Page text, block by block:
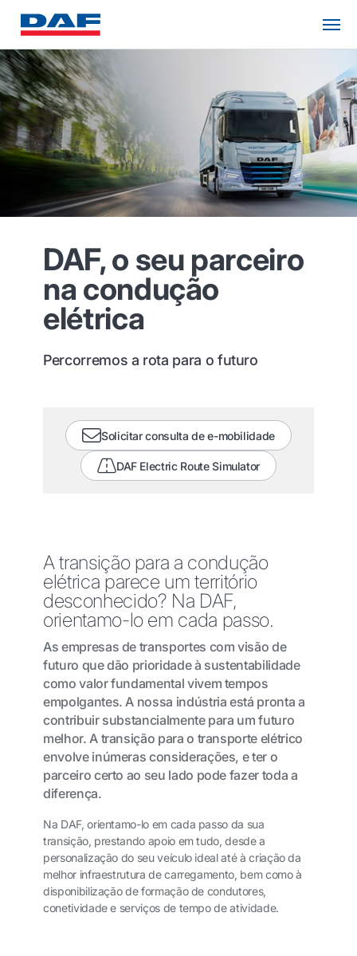
DAF, o seu parceiro
na condução
elétrica
Percorremos a rota para o futuro
Solicitar consulta de e-mobilidade
DAF Electric Route Simulator
A transição para a condução
elétrica parece um território
desconhecido? Na DAF,
orientamo-lo em cada passo.
As empresas de transportes com visão de
futuro que dão prioridade à sustentabilidade
como valor fundamental vivem tempos
empolgantes. A nossa indústria está pronta a
contribuir substancialmente para um futuro
melhor. A transição para o transporte elétrico
envolve inúmeras considerações, e ter o
parceiro certo ao seu lado pode fazer toda a
diferença.
Na DAF, orientamo-lo em cada passo da sua
transição, prestando apoio em tudo, desde a
personalização do seu veículo ideal até à criação da
melhor infraestrutura de carregamento, bem como à
disponibilização de formação de condutores,
conetividade e serviços de tempo de atividade.